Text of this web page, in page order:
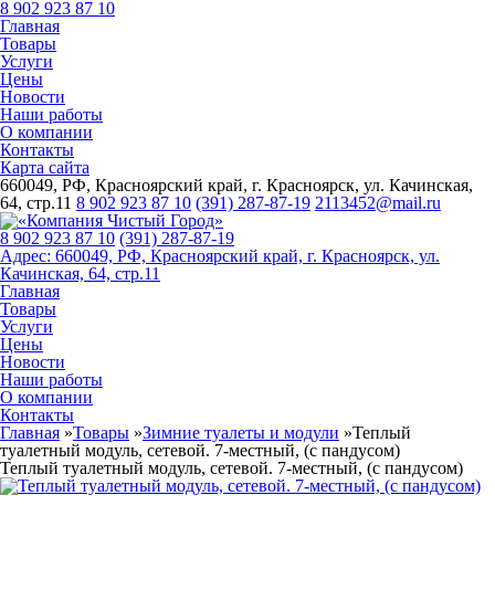
8 902 923 87 10
Главная
Товары
Услуги
Цены
Новости
Наши работы
О компании
Контакты
Карта сайта
660049, РФ, Красноярский край, г. Красноярск, ул. Качинская,
64, стр.11 8 902 923 87 10 (391) 287-87-19 2113452@mail.ru
8 902 923 87 10 (391) 287-87-19
Адрес: 660049, РФ, Красноярский край, г. Красноярск, ул.
Качинская, 64, стр.11
Главная
Товары
Услуги
Цены
Новости
Наши работы
О компании
Контакты
Главная »Товары »Зимние туалеты и модули »Теплый
туалетный модуль, сетевой. 7-местный, (с пандусом)
Теплый туалетный модуль, сетевой. 7-местный, (с пандусом)